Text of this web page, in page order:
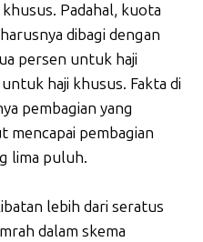
Padahal, kuota
dibagi dengan
persen untuk haji
haji khusus. Fakta di
pembagian yang
mencapai pembagian
lima puluh.
lebih dari seratus
dalam skema